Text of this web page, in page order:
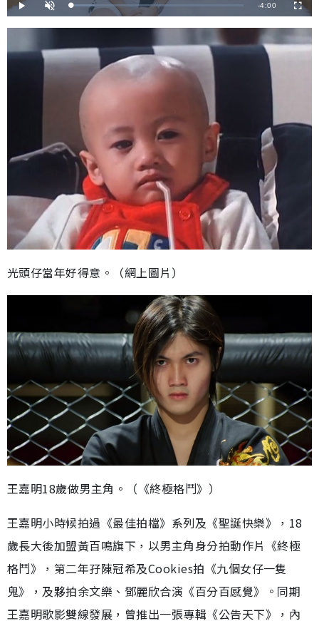
播
放
開
啟
效
載
入
畢
3
.
5
剩
餘
時
-4:00
全
螢
光頭仔當年好得意。（網上圖片）
王嘉明18歲做男主角。（《終極格鬥》）
王嘉明小時候拍過《最佳拍檔》系列及《聖誕快樂》，18
歲長大後加盟黃百鳴旗下，以男主角身分拍動作片《終極
格鬥》，第二年孖陳冠希及Cookies拍《九個女仔一隻
鬼》，及夥拍余文樂、鄧麗欣合演《百分百感覺》。同期
王嘉明歌影雙線發展，曾推出一張專輯《公告天下》，內